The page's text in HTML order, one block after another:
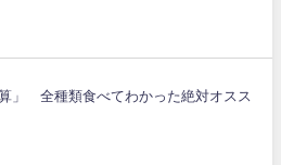
」 全種類食べてわかった絶対オスス